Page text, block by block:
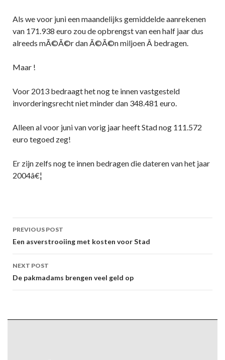
Als we voor juni een maandelijks gemiddelde aanrekenen
van 171.938 euro zou de opbrengst van een half jaar dus
alreeds mÃ©Ã©r dan Ã©Ã©n miljoen Â bedragen.
Maar !
Voor 2013 bedraagt het nog te innen vastgesteld
invorderingsrecht niet minder dan 348.481 euro.
Alleen al voor juni van vorig jaar heeft Stad nog 111.572
euro tegoed zeg!
Er zijn zelfs nog te innen bedragen die dateren van het jaar
2004â€¦
Post
navigation
PREVIOUS POST
Een asverstrooiing met kosten voor Stad
NEXT POST
De pakmadams brengen veel geld op